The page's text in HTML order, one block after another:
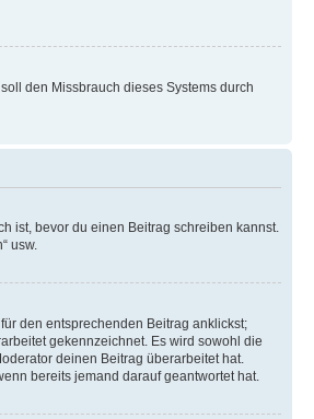
den Missbrauch dieses Systems durch
ist, bevor du einen Beitrag schreiben kannst.
usw.
den entsprechenden Beitrag anklickst;
gekennzeichnet. Es wird sowohl die
deinen Beitrag überarbeitet hat.
bereits jemand darauf geantwortet hat.